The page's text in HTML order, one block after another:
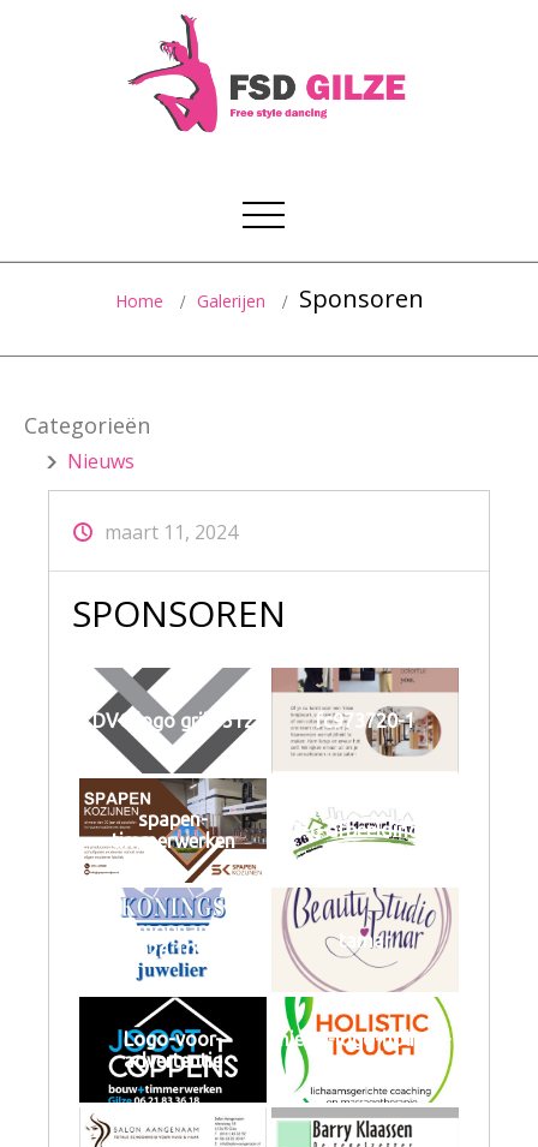
Home Galerijen Sponsoren
Categorieën
Nieuws
maart 11, 2024
SPONSOREN
DVC logo grijs 512 fc973720-1
spapen-
timmerwerken
3-g-afbeeldingen
Schermopname 11-
2-2026 102239
tamar
Logo-voor-
advertentie
niewe-logo-holistic-
touch